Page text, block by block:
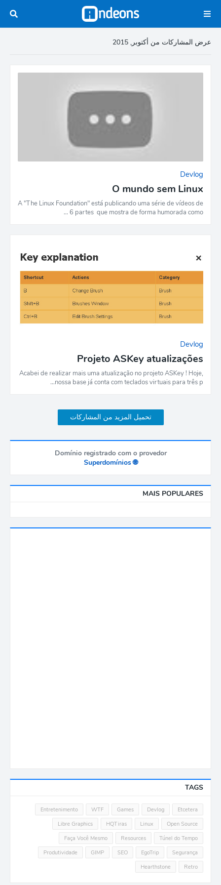
عرض المشاركات من أكتوبر, 2015
Devlog
O mundo sem Linux
A "The Linux Foundation" está publicando uma série de vídeos de
6 partes que mostra de forma humorada como …
Devlog
Projeto ASKey atualizações
Acabei de realizar mais uma atualização no projeto ASKey ! Hoje,
nossa base já conta com teclados virtuais para três p…
تحميل المزيد من المشاركات
Domínio registrado com o provedor
🌐 Superdomínios
MAIS POPULARES
TAGS
Etcetera
Devlog
Games
WTF
Entretenimento
Open Source
Linux
HQTiras
Libre Graphics
Túnel do Tempo
Resources
Faça Você Mesmo
Segurança
EgoTrip
SEO
GIMP
Produtividade
Retro
Hearthstone